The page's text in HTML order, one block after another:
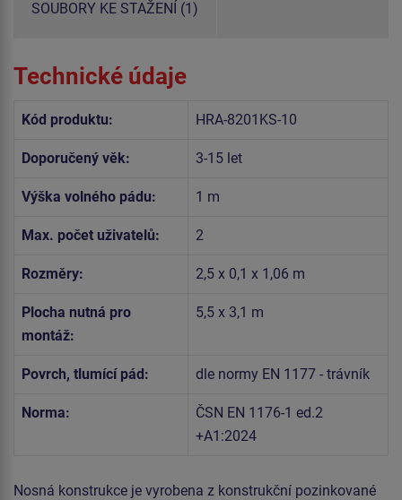
SOUBORY KE STAŽENÍ (1)
Technické údaje
Kód produktu: HRA-8201KS-10
Doporučený věk: 3-15 let
Výška volného pádu: 1 m
Max. počet uživatelů: 2
Rozměry: 2,5 x 0,1 x 1,06 m
Plocha nutná pro
montáž:
5,5 x 3,1 m
Povrch, tlumící pád: dle normy EN 1177 - trávník
Norma:
ČSN EN 1176-1 ed.2
+A1:2024
Nosná konstrukce je vyrobena z konstrukční pozinkované